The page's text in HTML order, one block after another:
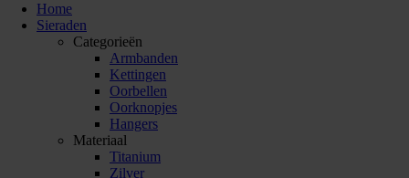
Home
Sieraden
Categorieën
Armbanden
Kettingen
Oorbellen
Oorknopjes
Hangers
Materiaal
Titanium
Zilver